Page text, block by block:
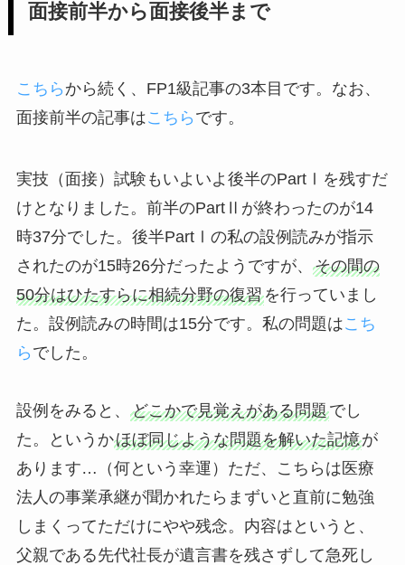
面接前半から面接後半まで
こちら から続く、FP1級記事の3本目です。なお、
面接前半の記事はこちら です。
実技（面接）試験もいよいよ後半のPartⅠを残すだ
けとなりました。前半のPartⅡが終わったのが14
時37分でした。後半PartⅠの私の設例読みが指示
されたのが15時26分だったようですが、 その間の
50分はひたすらに相続分野の復習を行っていまし
た。設例読みの時間は15分です。私の問題はこち
ら でした。
設例をみると、 どこかで見覚えがある問題でし
た。というかほぼ同じような問題を解いた記憶が
あります…（何という幸運）ただ、こちらは医療
法人の事業承継が聞かれたらまずいと直前に勉強
しまくってただけにやや残念。内容はというと、
父親である先代社長が遺言書を残さずして急死し